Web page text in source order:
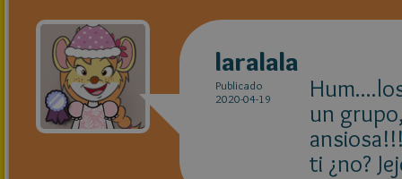
laralala
Publicado
2020-04-19
un
ti ¿no?